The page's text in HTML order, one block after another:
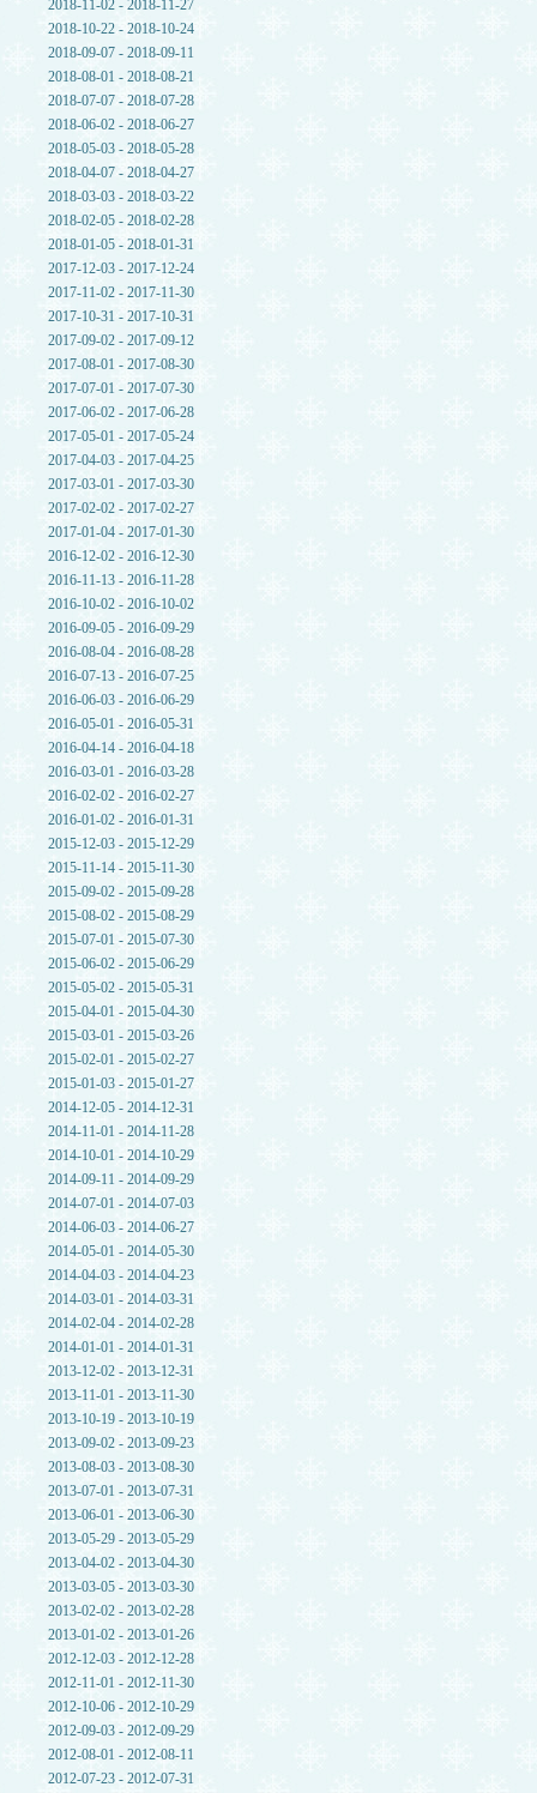
2018-11-02 - 2018-11-27
2018-10-22 - 2018-10-24
2018-09-07 - 2018-09-11
2018-08-01 - 2018-08-21
2018-07-07 - 2018-07-28
2018-06-02 - 2018-06-27
2018-05-03 - 2018-05-28
2018-04-07 - 2018-04-27
2018-03-03 - 2018-03-22
2018-02-05 - 2018-02-28
2018-01-05 - 2018-01-31
2017-12-03 - 2017-12-24
2017-11-02 - 2017-11-30
2017-10-31 - 2017-10-31
2017-09-02 - 2017-09-12
2017-08-01 - 2017-08-30
2017-07-01 - 2017-07-30
2017-06-02 - 2017-06-28
2017-05-01 - 2017-05-24
2017-04-03 - 2017-04-25
2017-03-01 - 2017-03-30
2017-02-02 - 2017-02-27
2017-01-04 - 2017-01-30
2016-12-02 - 2016-12-30
2016-11-13 - 2016-11-28
2016-10-02 - 2016-10-02
2016-09-05 - 2016-09-29
2016-08-04 - 2016-08-28
2016-07-13 - 2016-07-25
2016-06-03 - 2016-06-29
2016-05-01 - 2016-05-31
2016-04-14 - 2016-04-18
2016-03-01 - 2016-03-28
2016-02-02 - 2016-02-27
2016-01-02 - 2016-01-31
2015-12-03 - 2015-12-29
2015-11-14 - 2015-11-30
2015-09-02 - 2015-09-28
2015-08-02 - 2015-08-29
2015-07-01 - 2015-07-30
2015-06-02 - 2015-06-29
2015-05-02 - 2015-05-31
2015-04-01 - 2015-04-30
2015-03-01 - 2015-03-26
2015-02-01 - 2015-02-27
2015-01-03 - 2015-01-27
2014-12-05 - 2014-12-31
2014-11-01 - 2014-11-28
2014-10-01 - 2014-10-29
2014-09-11 - 2014-09-29
2014-07-01 - 2014-07-03
2014-06-03 - 2014-06-27
2014-05-01 - 2014-05-30
2014-04-03 - 2014-04-23
2014-03-01 - 2014-03-31
2014-02-04 - 2014-02-28
2014-01-01 - 2014-01-31
2013-12-02 - 2013-12-31
2013-11-01 - 2013-11-30
2013-10-19 - 2013-10-19
2013-09-02 - 2013-09-23
2013-08-03 - 2013-08-30
2013-07-01 - 2013-07-31
2013-06-01 - 2013-06-30
2013-05-29 - 2013-05-29
2013-04-02 - 2013-04-30
2013-03-05 - 2013-03-30
2013-02-02 - 2013-02-28
2013-01-02 - 2013-01-26
2012-12-03 - 2012-12-28
2012-11-01 - 2012-11-30
2012-10-06 - 2012-10-29
2012-09-03 - 2012-09-29
2012-08-01 - 2012-08-11
2012-07-23 - 2012-07-31